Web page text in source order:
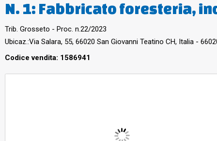
N. 1: Fabbricato foresteria,
mappa 3, Particella 258, con
da definire (deriva dalla part.
consistenza 154 mq., R.C. €
fabbricato foresteria,
Particella 258, (in parte),
da definire deriva dalla part.
consistenza 154 mq., R.C. €
Trib. Grosseto - Proc. n.22/2023
Ubicaz.:Via Salara, 55, 66020 San Giovanni Teatino CH, Italia -
Codice vendita: 1586941